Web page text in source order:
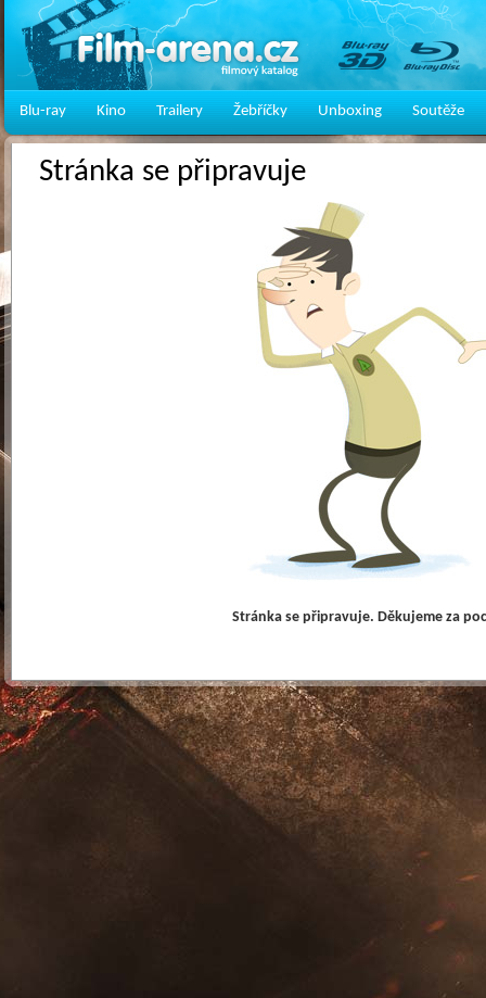
Blu-ray Kino Trailery Žebříčky Unboxing Soutěže
Stránka se připravuje
Stránka se připravuje. Děkujeme za